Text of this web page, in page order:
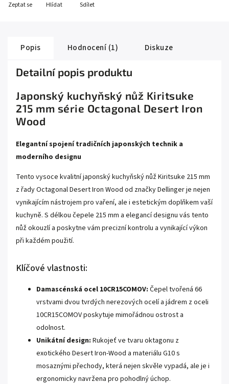
Zeptat se Hlídat Sdílet
Popis Hodnocení (1) Diskuze
Detailní popis produktu
Japonský kuchyňský nůž Kiritsuke
215 mm série Octagonal Desert Iron
Wood
Elegantní spojení tradičních japonských technik a
moderního designu
Tento vysoce kvalitní japonský kuchyňský nůž Kiritsuke 215 mm
z řady Octagonal Desert Iron Wood od značky Dellinger je nejen
vynikajícím nástrojem pro vaření, ale i estetickým doplňkem vaší
kuchyně. S délkou čepele 215 mm a elegancí designu vás tento
nůž okouzlí a poskytne vám precizní kontrolu a vynikající výkon
při každém použití.
Klíčové vlastnosti:
Damascénská ocel 10CR15COMOV: Čepel tvořená 66
vrstvami dvou tvrdých nerezových ocelí a jádrem z oceli
10CR15COMOV poskytuje mimořádnou ostrost a
odolnost.
Unikátní design: Rukojeť ve tvaru oktagonu z
exotického Desert Iron-Wood a materiálu G10 s
mosaznými přechody, která nejen skvěle vypadá, ale je i
ergonomicky navržena pro pohodlný úchop.